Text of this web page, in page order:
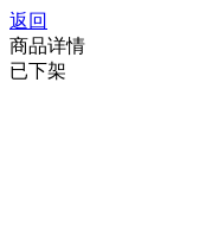
返回
商品详情
已下架